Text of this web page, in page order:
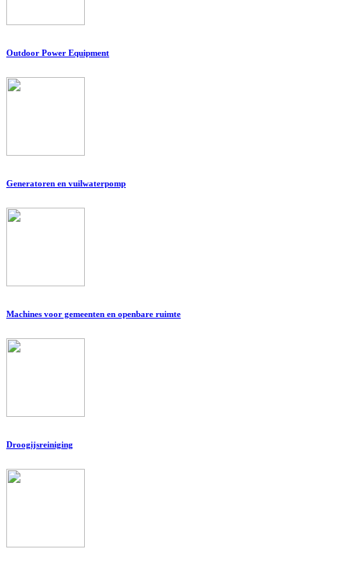
Outdoor Power Equipment
Generatoren en vuilwaterpomp
Machines voor gemeenten en openbare ruimte
Droogijsreiniging